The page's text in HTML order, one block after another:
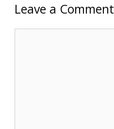
Leave a Comment